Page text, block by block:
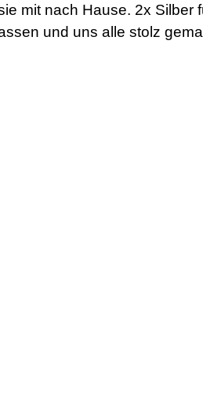
mit nach Hause. 2x
und uns alle stolz